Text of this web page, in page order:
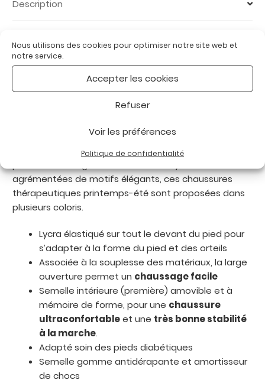
Nous utilisons des cookies pour optimiser notre site web et
notre service.
Accepter les cookies
Refuser
Voir les préférences
Politique de confidentialité
Description
Avis (0)
Soupes et tendances, les ballerines SAXON sont
conçues spécialement pour les pieds ne permettant
agrémentées de motifs élégants, ces chaussures
thérapeutiques printemps-été sont proposées dans
plusieurs coloris.
Lycra élastiqué sur tout le devant du pied pour
s’adapter à la forme du pied et des orteils
Associée à la souplesse des matériaux, la large
ouverture permet un chaussage facile
Semelle intérieure (première) amovible et à
mémoire de forme, pour une chaussure
ultraconfortableet une très bonne stabilité
à la marche.
Adapté soin des pieds diabétiques
Semelle gomme antidérapante et amortisseur
de chocs